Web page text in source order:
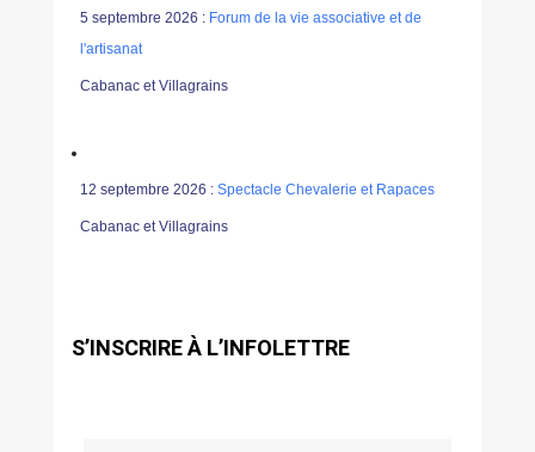
5 septembre 2026 : Forum de la vie associative et de
l'artisanat
Cabanac et Villagrains
12 septembre 2026 : Spectacle Chevalerie et Rapaces
Cabanac et Villagrains
S’INSCRIRE À L’INFOLETTRE